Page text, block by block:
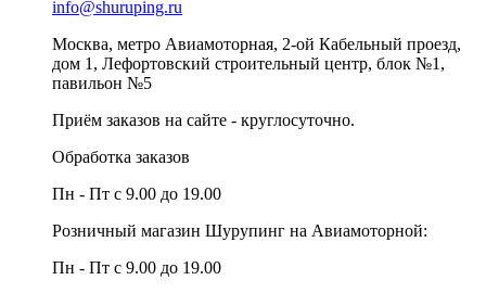
info@shuruping.ru
Москва, метро Авиамоторная, 2-ой Кабельный проезд,
дом 1, Лефортовский строительный центр, блок №1,
павильон №5
Приём заказов на сайте - круглосуточно.
Обработка заказов
Пн - Пт с 9.00 до 19.00
Розничный магазин Шурупинг на Авиамоторной:
Пн - Пт с 9.00 до 19.00